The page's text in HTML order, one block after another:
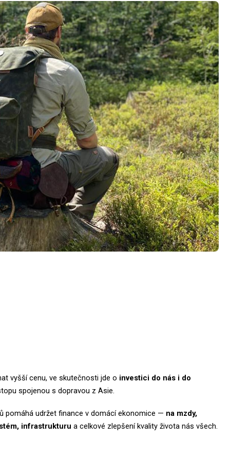
vyšší cenu, ve skutečnosti jde o investici do nás i do
spojenou s dopravou z Asie.
pomáhá udržet finance v domácí ekonomice — na mzdy,
infrastrukturu a celkové zlepšení kvality života nás všech.